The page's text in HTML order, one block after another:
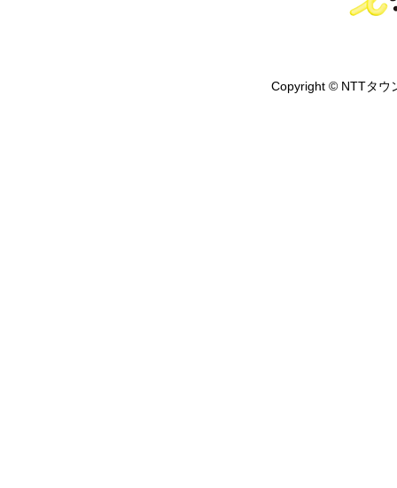
Copyright © NTTタウ